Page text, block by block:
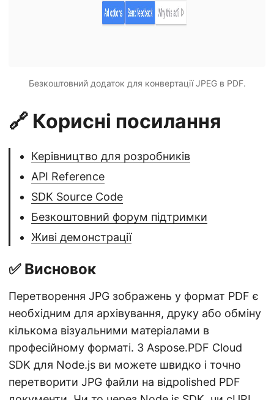
Безкоштовний додаток для конвертації JPEG в PDF.
🔗 Корисні посилання
Керівництво для розробників
API Reference
SDK Source Code
Безкоштовний форум підтримки
Живі демонстрації
✅ Висновок
Перетворення JPG зображень у формат PDF є
необхідним для архівування, друку або обміну
кількома візуальними матеріалами в
професійному форматі. З Aspose.PDF Cloud
SDK для Node.js ви можете швидко і точно
перетворити JPG файли на відpolished PDF